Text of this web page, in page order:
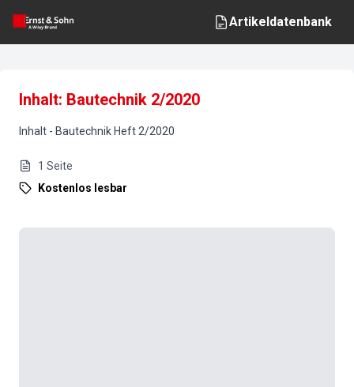
Artikeldatenbank
Inhalt: Bautechnik 2/2020
Inhalt - Bautechnik Heft 2/2020
1 Seite
Kostenlos lesbar